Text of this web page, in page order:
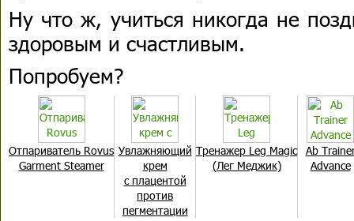
Ну что ж, учиться никогда не
здоровым и счастливым.
Попробуем?
Отпариватель Rovus
Garment Steamer
Увлажняющий
крем
с плацентой
против
пегментации
Тренажер Leg Magic
(Лег Меджик)
Ab
Advance